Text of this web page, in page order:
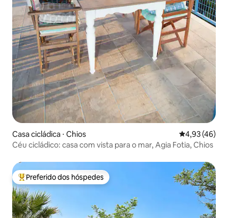
Casa cicládica ⋅ Chios 4,93 de uma
4,93 (46)
Céu cicládico: casa com vista para o mar, Agia Fotia, Chios
Entre os melhores preferidos dos hóspedes
Preferido dos hóspedes